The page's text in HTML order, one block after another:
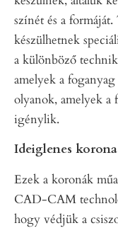
színét és a
készülhetnek
a különböző
amelyek a
olyanok, amelyek a
igénylik.
Ideiglenes korona
Ezek a koronák
CAD-CAM
hogy védjük a